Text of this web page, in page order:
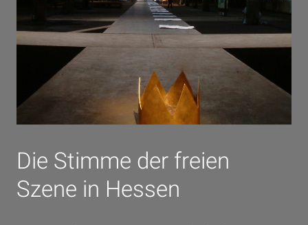
Die Stimme der freien
Szene in Hessen